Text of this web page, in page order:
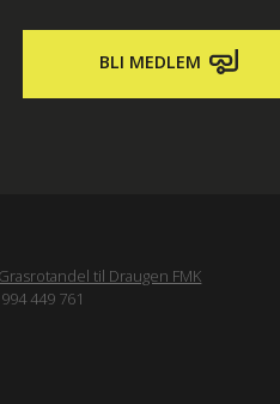
BLI MEDLEM
til Draugen FMK
449 761